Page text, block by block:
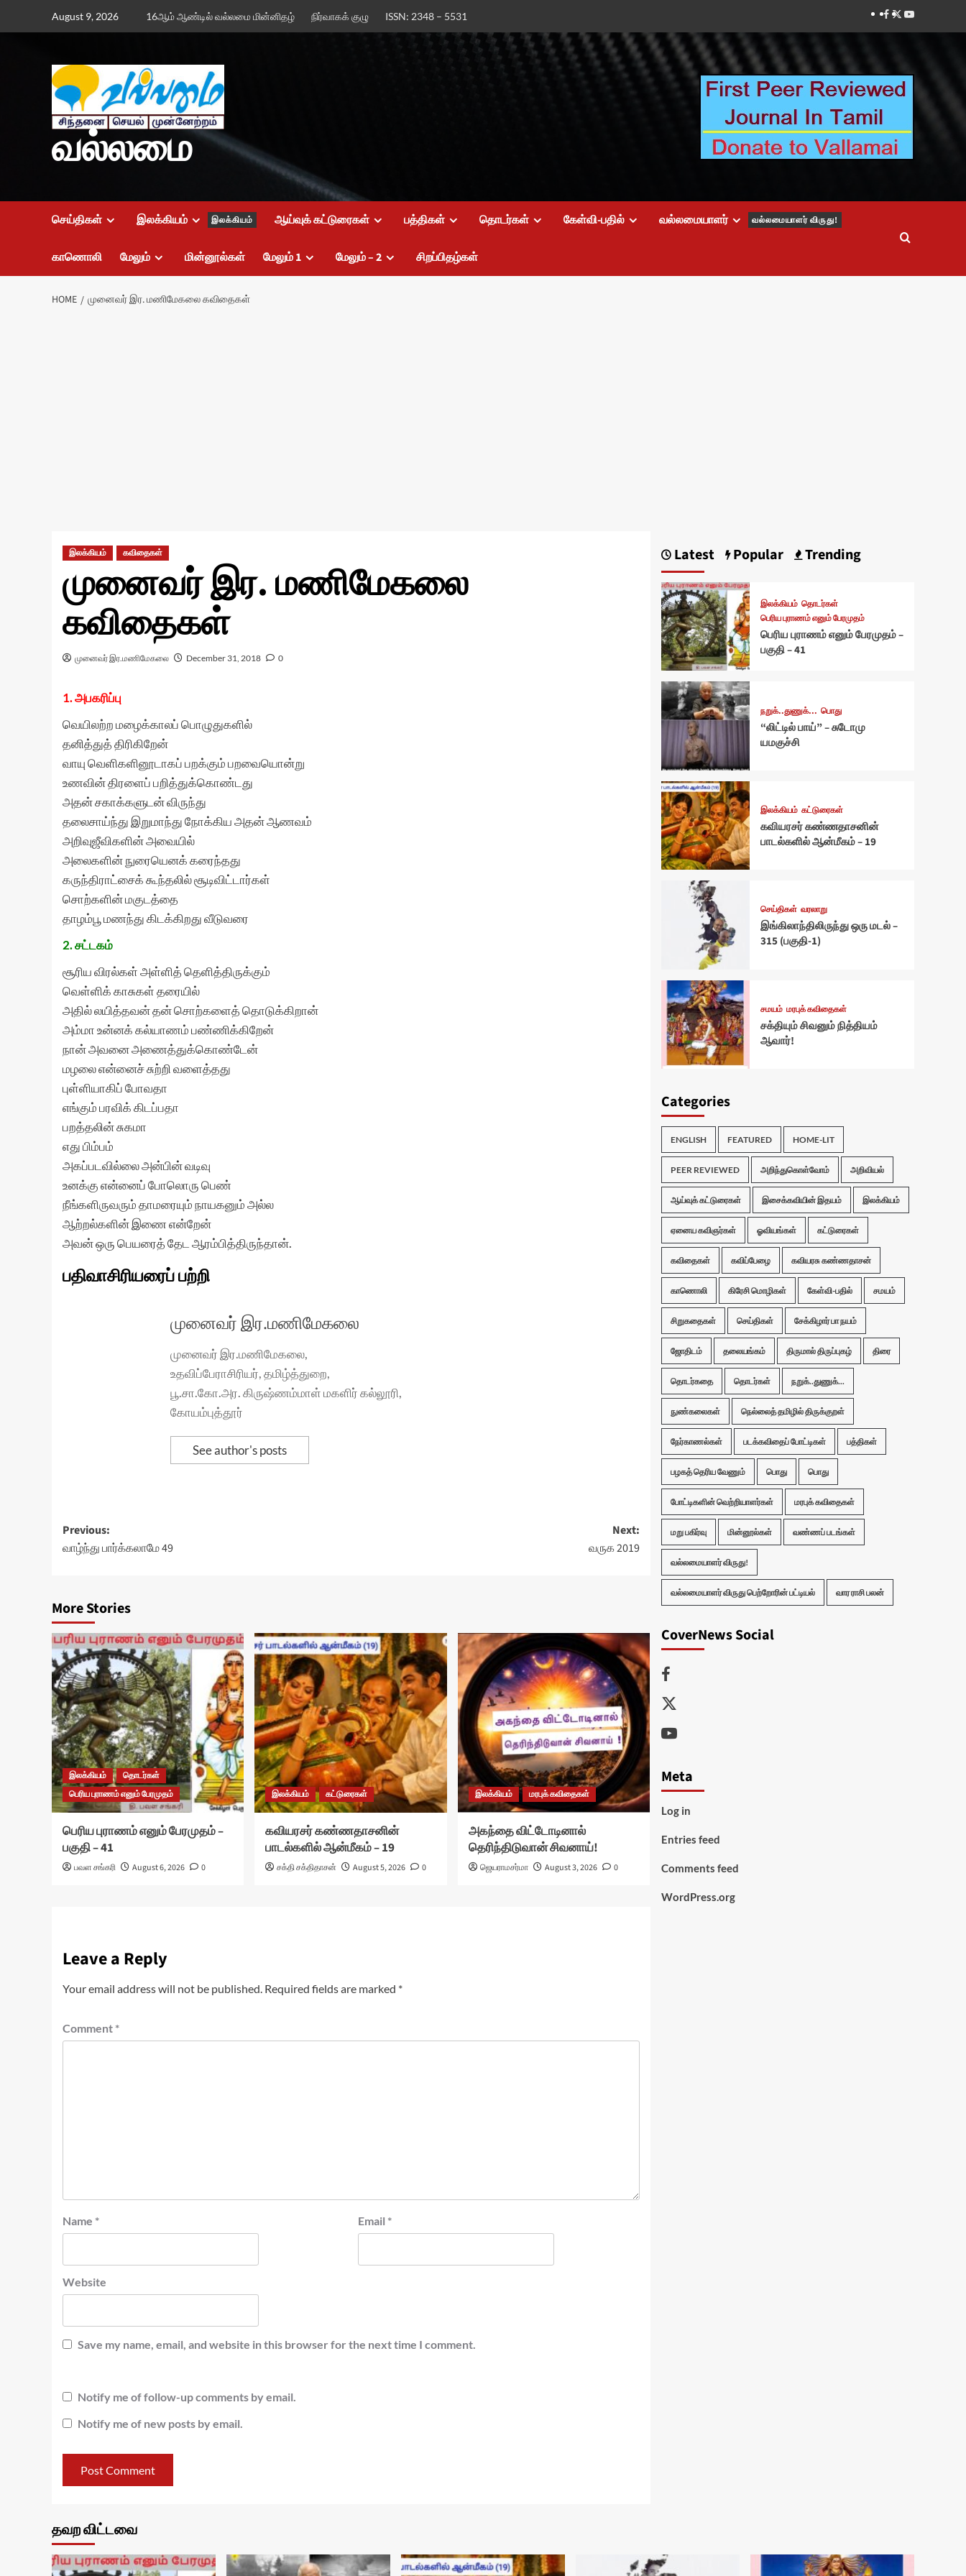
August 9, 2026 16ஆம் ஆண்டில் வல்லமை மின்னிதழ் நிர்வாகக் குழு ISSN: 2348 – 5531 Facebook
TwitterYoutube
வல்லமை
செய்திகள் இலக்கியம் இலக்கியம் ஆய்வுக் கட்டுரைகள் பத்திகள் தொடர்கள் கேள்வி-பதில் வல்லமையாளர் வல்லமையாளர் விருது!
காணொலி மேலும் மின்னூல்கள் மேலும் 1 மேலும் – 2 சிறப்பிதழ்கள்
HOME முனைவர் இர. மணிமேகலை கவிதைகள்
இலக்கியம் கவிதைகள்
முனைவர் இர. மணிமேகலை
கவிதைகள்
முனைவர் இர.மணிமேகலை December 31, 2018 0
1. அபகரிப்பு
வெயிலற்ற மழைக்காலப் பொழுதுகளில்
தனித்துத் திரிகிறேன்
வாயு வெளிகளினூடாகப் பறக்கும் பறவையொன்று
உணவின் திரளைப் பறித்துக்கொண்டது
அதன் சகாக்களுடன் விருந்து
தலைசாய்ந்து இறுமாந்து நோக்கிய அதன் ஆணவம்
அறிவுஜீவிகளின் அவையில்
அலைகளின் நுரையெனக் கரைந்தது
கருந்திராட்சைக் கூந்தலில் சூடிவிட்டார்கள்
சொற்களின் மகுடத்தை
தாழம்பூ மணந்து கிடக்கிறது வீடுவரை
2. சட்டகம்
சூரிய விரல்கள் அள்ளித் தெளித்திருக்கும்
வெள்ளிக் காசுகள் தரையில்
அதில் லயித்தவன் தன் சொற்களைத் தொடுக்கிறான்
அம்மா உன்னக் கல்யாணம் பண்ணிக்கிறேன்
நான் அவனை அணைத்துக்கொண்டேன்
மழலை என்னைச் சுற்றி வளைத்தது
புள்ளியாகிப் போவதா
எங்கும் பரவிக் கிடப்பதா
பறத்தலின் சுகமா
எது பிம்பம்
அகப்படவில்லை அன்பின் வடிவு
உனக்கு என்னைப் போலொரு பெண்
நீங்களிருவரும் தாமரையும் நாயகனும் அல்ல
ஆற்றல்களின் இணை என்றேன்
அவன் ஒரு பெயரைத் தேட ஆரம்பித்திருந்தான்.
பதிவாசிரியரைப் பற்றி
முனைவர் இர.மணிமேகலை
முனைவர் இர.மணிமேகலை,
உதவிப்பேராசிரியர், தமிழ்த்துறை,
பூ.சா.கோ.அர. கிருஷ்ணம்மாள் மகளிர் கல்லூரி,
கோயம்புத்தூர்
See author's posts
Post
navigation
Previous:
வாழ்ந்து பார்க்கலாமே 49
Next:
வருக 2019
More Stories
இலக்கியம்
தொடர்கள்
பெரிய புராணம் எனும் பேரமுதம்
பெரிய புராணம் எனும் பேரமுதம் –
பகுதி – 41
பவள சங்கரி August 6, 2026 0
இலக்கியம் கட்டுரைகள்
கவியரசர் கண்ணதாசனின்
பாடல்களில் ஆன்மீகம் – 19
சக்தி சக்திதாசன் August 5, 2026 0
இலக்கியம் மரபுக் கவிதைகள்
அகந்தை விட்டோடினால்
தெரிந்திடுவான் சிவனாய்!
ஜெயராமசர்மா August 3, 2026 0
Leave a Reply
Your email address will not be published. Required fields are marked *
Comment *
Name * Email *
Website
Save my name, email, and website in this browser for the next time I comment.
Notify me of follow-up comments by email.
Notify me of new posts by email.
Latest Popular Trending
இலக்கியம் தொடர்கள்
பெரிய புராணம் எனும் பேரமுதம்
பெரிய புராணம் எனும் பேரமுதம் –
பகுதி – 41
நறுக்..துணுக்... பொது
“லிட்டில் பாய்” – சுடோமு
யமகுச்சி
இலக்கியம் கட்டுரைகள்
கவியரசர் கண்ணதாசனின்
பாடல்களில் ஆன்மீகம் – 19
செய்திகள் வரலாறு
இங்கிலாந்திலிருந்து ஒரு மடல் –
315 (பகுதி-1)
சமயம் மரபுக் கவிதைகள்
சக்தியும் சிவனும் நித்தியம்
ஆவார்!
Categories
ENGLISH FEATURED HOME-LIT
PEER REVIEWED அறிந்துகொள்வோம் அறிவியல்
ஆய்வுக் கட்டுரைகள் இசைக்கவியின் இதயம் இலக்கியம்
ஏனைய கவிஞர்கள் ஓவியங்கள் கட்டுரைகள்
கவிதைகள் கவிப்பேழை கவியரசு கண்ணதாசன்
காணொலி கிரேசி மொழிகள் கேள்வி-பதில் சமயம்
சிறுகதைகள் செய்திகள் சேக்கிழார் பா நயம்
ஜோதிடம் தலையங்கம் திருமால் திருப்புகழ் திரை
தொடர்கதை தொடர்கள் நறுக்..துணுக்...
நுண்கலைகள் நெல்லைத் தமிழில் திருக்குறள்
நேர்காணல்கள் படக்கவிதைப் போட்டிகள் பத்திகள்
பழகத் தெரிய வேணும் பொது பொது
போட்டிகளின் வெற்றியாளர்கள் மரபுக் கவிதைகள்
மறு பகிர்வு மின்னூல்கள் வண்ணப் படங்கள்
வல்லமையாளர் விருது!
வல்லமையாளர் விருது பெற்றோரின் பட்டியல் வார ராசி பலன்
CoverNews Social
Facebook
Twitter
Youtube
Meta
Log in
Entries feed
Comments feed
WordPress.org
தவற விட்டவை